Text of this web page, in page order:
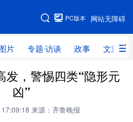
网站无障碍
PC版本
片 专题·访谈 政事 文旅
网站地图
时政 人事
全球连线
发，警惕四类“隐形元
凶”
来源：齐鲁晚报